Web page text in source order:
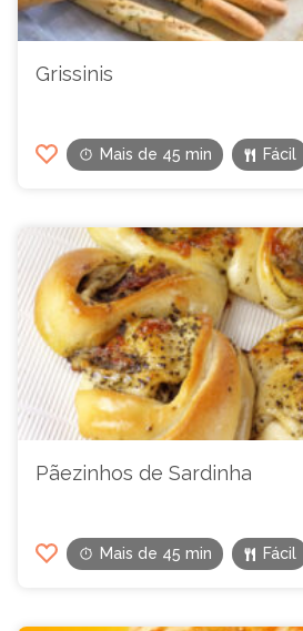
Grissinis
Mais de 45 min Fácil
Pãezinhos de Sardinha
Mais de 45 min Fácil